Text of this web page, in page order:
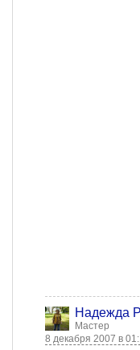
Надежда
Мастер
8 декабря 2007 в